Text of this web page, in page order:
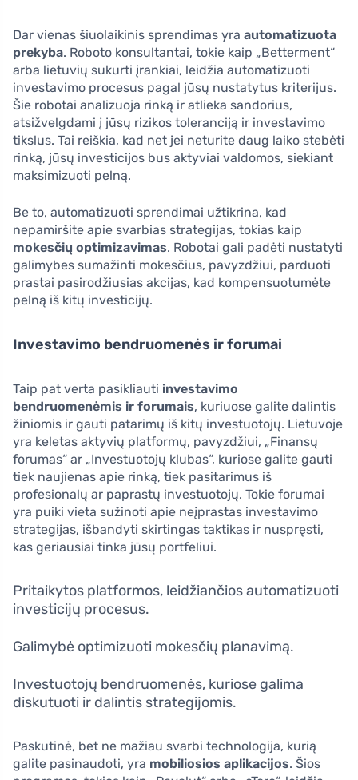
Dar vienas šiuolaikinis sprendimas yra automatizuota
prekyba. Roboto konsultantai, tokie kaip „Betterment“
arba lietuvių sukurti įrankiai, leidžia automatizuoti
investavimo procesus pagal jūsų nustatytus kriterijus.
Šie robotai analizuoja rinką ir atlieka sandorius,
atsižvelgdami į jūsų rizikos toleranciją ir investavimo
tikslus. Tai reiškia, kad net jei neturite daug laiko stebėti
rinką, jūsų investicijos bus aktyviai valdomos, siekiant
maksimizuoti pelną.
Be to, automatizuoti sprendimai užtikrina, kad
nepamiršite apie svarbias strategijas, tokias kaip
mokesčių optimizavimas. Robotai gali padėti nustatyti
galimybes sumažinti mokesčius, pavyzdžiui, parduoti
prastai pasirodžiusias akcijas, kad kompensuotumėte
pelną iš kitų investicijų.
Investavimo bendruomenės ir forumai
Taip pat verta pasikliauti investavimo
bendruomenėmis ir forumais, kuriuose galite dalintis
žiniomis ir gauti patarimų iš kitų investuotojų. Lietuvoje
yra keletas aktyvių platformų, pavyzdžiui, „Finansų
forumas“ ar „Investuotojų klubas“, kuriose galite gauti
tiek naujienas apie rinką, tiek pasitarimus iš
profesionalų ar paprastų investuotojų. Tokie forumai
yra puiki vieta sužinoti apie neįprastas investavimo
strategijas, išbandyti skirtingas taktikas ir nuspręsti,
kas geriausiai tinka jūsų portfeliui.
Pritaikytos platformos, leidžiančios automatizuoti
investicijų procesus.
Galimybė optimizuoti mokesčių planavimą.
Investuotojų bendruomenės, kuriose galima
diskutuoti ir dalintis strategijomis.
Paskutinė, bet ne mažiau svarbi technologija, kurią
galite pasinaudoti, yra mobiliosios aplikacijos. Šios